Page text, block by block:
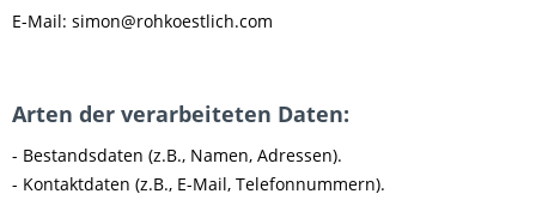
E-Mail: simon@rohkoestlich.com
Arten der verarbeiteten Daten:
- Bestandsdaten (z.B., Namen, Adressen).
- Kontaktdaten (z.B., E-Mail, Telefonnummern).